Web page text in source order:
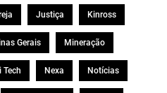
Justiça Kinross
Gerais Mineração
Tech Nexa Notícias